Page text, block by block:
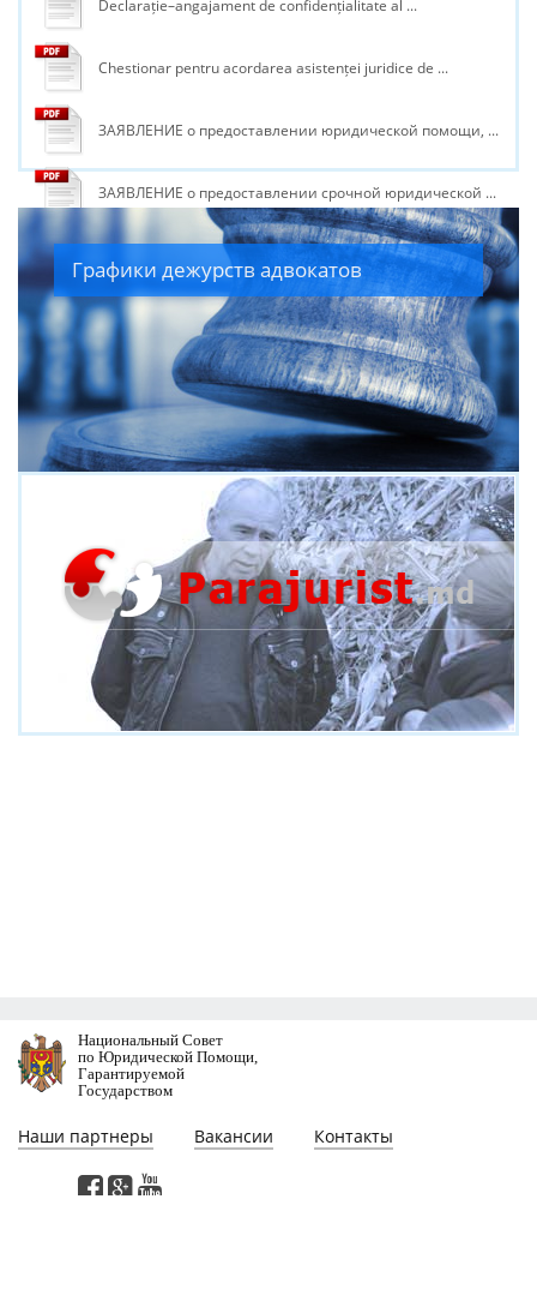
Declarație–angajament de confidențialitate al ...
Chestionar pentru acordarea asistenței juridice de ...
ЗАЯВЛЕНИЕ о предоставлении юридической помощи, ...
ЗАЯВЛЕНИЕ о предоставлении срочной юридической ...
Decizie de refuz în acordare a serviciilor de mediere ...
Decizie privind recuperarea cheltuielilor pentru ...
Графики дежурств адвокатов
Национальный Совет
по Юридической Помощи,
Гарантируемой
Государством
Наши партнеры Вакансии Контакты